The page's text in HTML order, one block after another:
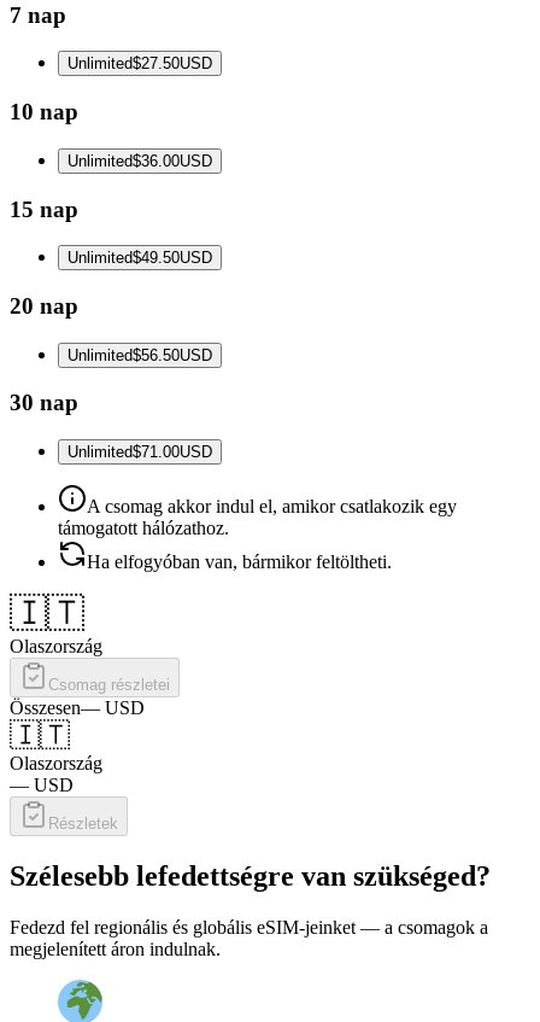
7 nap
Unlimited$27.50USD
10 nap
Unlimited$36.00USD
15 nap
Unlimited$49.50USD
20 nap
Unlimited$56.50USD
30 nap
Unlimited$71.00USD
A csomag akkor indul el, amikor csatlakozik egy
támogatott hálózathoz.
Ha elfogyóban van, bármikor feltöltheti.
🇮🇹
Olaszország
Csomag részletei
Összesen— USD
🇮🇹
Olaszország
— USD
Részletek
Szélesebb lefedettségre van szükséged?
Fedezd fel regionális és globális eSIM-jeinket — a csomagok a
megjelenített áron indulnak.